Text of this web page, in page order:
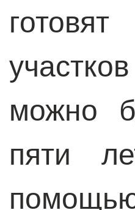
можно
пяти